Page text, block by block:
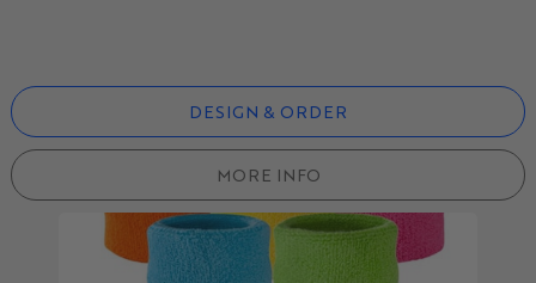
DESIGN & ORDER
MORE INFO